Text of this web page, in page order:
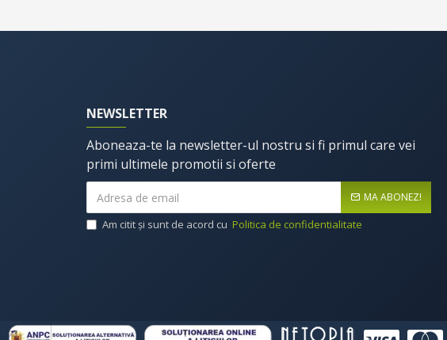
NEWSLETTER
Aboneaza-te la newsletter-ul nostru si fi primul care vei
primi ultimele promotii si oferte
MA ABONEZ!
Am citit şi sunt de acord cu Politica de confidentialitate